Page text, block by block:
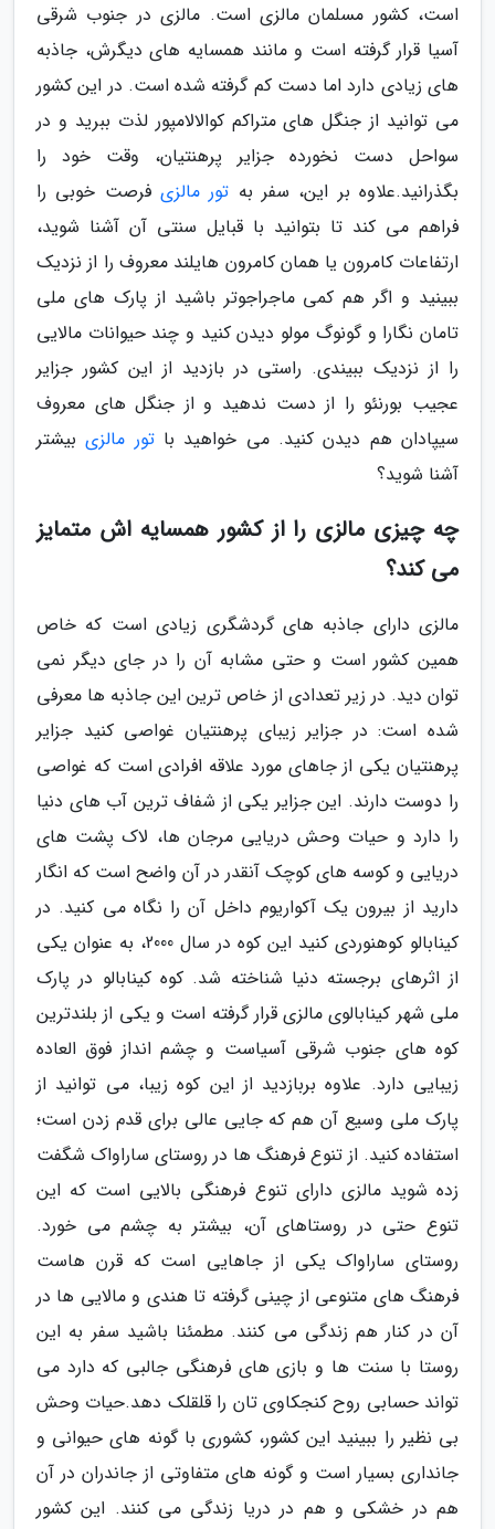
است، کشور مسلمان مالزی است. مالزی در جنوب شرقی
آسیا قرار گرفته است و مانند همسایه های دیگرش، جاذبه
های زیادی دارد اما دست کم گرفته شده است. در این کشور
می توانید از جنگل های متراکم کوالالامپور لذت ببرید و در
سواحل دست نخورده جزایر پرهنتیان، وقت خود را
بگذرانید.علاوه بر این، سفر به تور مالزی فرصت خوبی را
فراهم می کند تا بتوانید با قبایل سنتی آن آشنا شوید،
ارتفاعات کامرون یا همان کامرون هایلند معروف را از نزدیک
ببینید و اگر هم کمی ماجراجوتر باشید از پارک های ملی
تامان نگارا و گونوگ مولو دیدن کنید و چند حیوانات مالایی
را از نزدیک ببیندی. راستی در بازدید از این کشور جزایر
عجیب بورنئو را از دست ندهید و از جنگل های معروف
سیپادان هم دیدن کنید. می خواهید باتور مالزیبیشتر
آشنا شوید؟
چه چیزی مالزی را از کشور همسایه اش متمایز
می کند؟
مالزی دارای جاذبه های گردشگری زیادی است که خاص
همین کشور است و حتی مشابه آن را در جای دیگر نمی
توان دید. در زیر تعدادی از خاص ترین این جاذبه ها معرفی
شده است: در جزایر زیبای پرهنتیان غواصی کنید جزایر
پرهنتیان یکی از جاهای مورد علاقه افرادی است که غواصی
را دوست دارند. این جزایر یکی از شفاف ترین آب های دنیا
را دارد و حیات وحش دریایی مرجان ها، لاک پشت های
دریایی و کوسه های کوچک آنقدر در آن واضح است که انگار
دارید از بیرون یک آکواریوم داخل آن را نگاه می کنید. در
کینابالو کوهنوردی کنید این کوه در سال 2000، به عنوان یکی
از اثرهای برجسته دنیا شناخته شد. کوه کینابالو در پارک
ملی شهر کینابالوی مالزی قرار گرفته است و یکی از بلندترین
کوه های جنوب شرقی آسیاست و چشم انداز فوق العاده
زیبایی دارد. علاوه بربازدید از این کوه زیبا، می توانید از
پارک ملی وسیع آن هم که جایی عالی برای قدم زدن است؛
استفاده کنید. از تنوع فرهنگ ها در روستای ساراواک شگفت
زده شوید مالزی دارای تنوع فرهنگی بالایی است که این
تنوع حتی در روستاهای آن، بیشتر به چشم می خورد.
روستای ساراواک یکی از جاهایی است که قرن هاست
فرهنگ های متنوعی از چینی گرفته تا هندی و مالایی ها در
آن در کنار هم زندگی می کنند. مطمئنا باشید سفر به این
روستا با سنت ها و بازی های فرهنگی جالبی که دارد می
تواند حسابی روح کنجکاوی تان را قلقلک دهد.حیات وحش
بی نظیر را ببینید این کشور، کشوری با گونه های حیوانی و
جانداری بسیار است و گونه های متفاوتی از جاندران در آن
هم در خشکی و هم در دریا زندگی می کنند. این کشور